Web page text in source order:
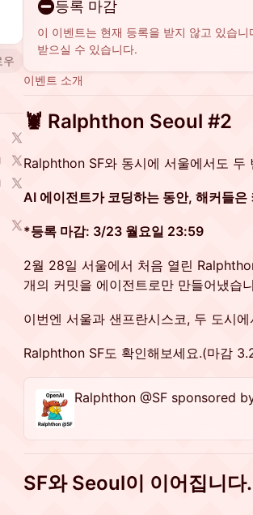
우
등록 마감
이 이벤트는 현재 등록을 받지 않고 있습
받으실 수 있습니다.
이벤트 소개
🦞 Ralphthon Seoul #2
Ralphthon SF와 동시에 서울에서도 두
AI 에이전트가 코딩하는 동안, 해커들은
*등록 마감: 3/23 월요일 23:59
2월 28일 서울에서 처음 열린
개의 커밋을 에이전트로만 만들어냈습
이번엔 서울과 샌프란시스코, 두 도시
Ralphthon SF도 확인해보세요.(마감
Ralphthon @SF sponsored
SF와 Seoul이 이어집니다.